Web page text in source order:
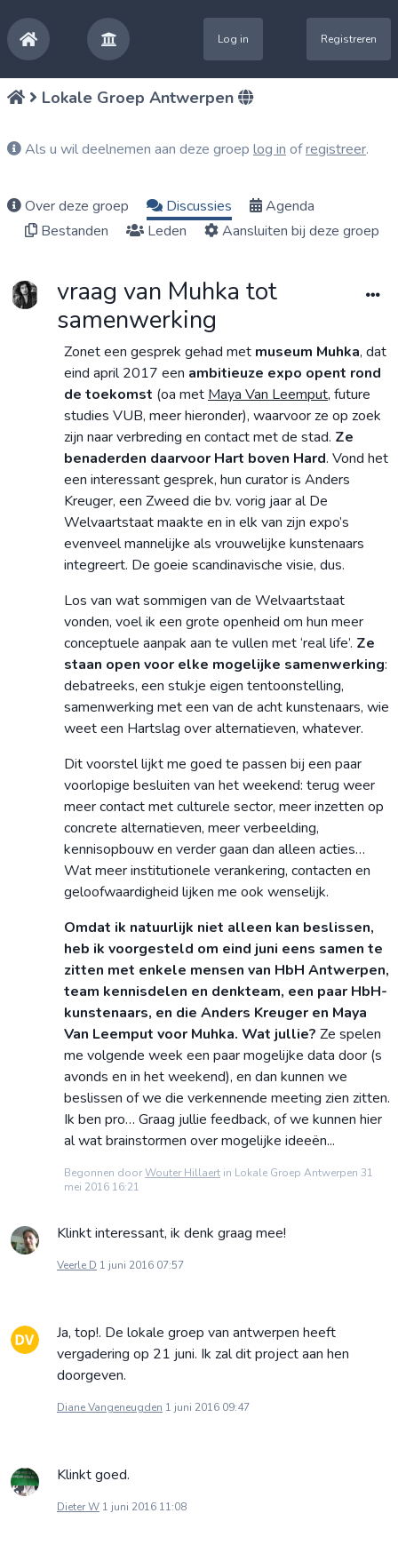
Log in Registreren
Lokale Groep Antwerpen
Als u wil deelnemen aan deze groep log in ofregistreer.
Over deze groep Discussies
Agenda
Bestanden
Leden Aansluiten bij deze groep
vraag van Muhka tot
samenwerking
Zonet een gesprek gehad met museum Muhka, dat
eind april 2017 een ambitieuze expo opent rond
de toekomst (oa met Maya Van Leemput, future
studies VUB, meer hieronder), waarvoor ze op zoek
zijn naar verbreding en contact met de stad. Ze
benaderden daarvoor Hart boven Hard. Vond het
een interessant gesprek, hun curator is Anders
Kreuger, een Zweed die bv. vorig jaar al De
Welvaartstaat maakte en in elk van zijn expo’s
evenveel mannelijke als vrouwelijke kunstenaars
integreert. De goeie scandinavische visie, dus.
Los van wat sommigen van de Welvaartstaat
vonden, voel ik een grote openheid om hun meer
conceptuele aanpak aan te vullen met ‘real life’. Ze
staan open voor elke mogelijke samenwerking:
debatreeks, een stukje eigen tentoonstelling,
samenwerking met een van de acht kunstenaars, wie
weet een Hartslag over alternatieven, whatever.
Dit voorstel lijkt me goed te passen bij een paar
voorlopige besluiten van het weekend: terug weer
meer contact met culturele sector, meer inzetten op
concrete alternatieven, meer verbeelding,
kennisopbouw en verder gaan dan alleen acties…
Wat meer institutionele verankering, contacten en
geloofwaardigheid lijken me ook wenselijk.
Omdat ik natuurlijk niet alleen kan beslissen,
heb ik voorgesteld om eind juni eens samen te
zitten met enkele mensen van HbH Antwerpen,
team kennisdelen en denkteam, een paar HbH-
kunstenaars, en die Anders Kreuger en Maya
Van Leemput voor Muhka. Wat jullie? Ze spelen
me volgende week een paar mogelijke data door (s
avonds en in het weekend), en dan kunnen we
beslissen of we die verkennende meeting zien zitten.
Ik ben pro… Graag jullie feedback, of we kunnen hier
al wat brainstormen over mogelijke ideeën...
Begonnen doorWouter Hillaert in Lokale Groep Antwerpen 31
mei 2016 16:21
Klinkt interessant, ik denk graag mee!
Veerle D 1 juni 2016 07:57
Ja, top!. De lokale groep van antwerpen heeft
vergadering op 21 juni. Ik zal dit project aan hen
doorgeven.
Diane Vangeneugden 1 juni 2016 09:47
Klinkt goed.
Dieter W 1 juni 2016 11:08